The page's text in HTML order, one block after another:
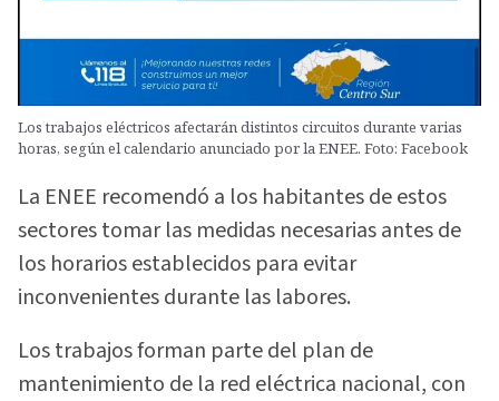
Los trabajos eléctricos afectarán distintos circuitos durante varias
horas, según el calendario anunciado por la ENEE. Foto: Facebook
La ENEE recomendó a los habitantes de estos
sectores tomar las medidas necesarias antes de
los horarios establecidos para evitar
inconvenientes durante las labores.
Los trabajos forman parte del plan de
mantenimiento de la red eléctrica nacional, con